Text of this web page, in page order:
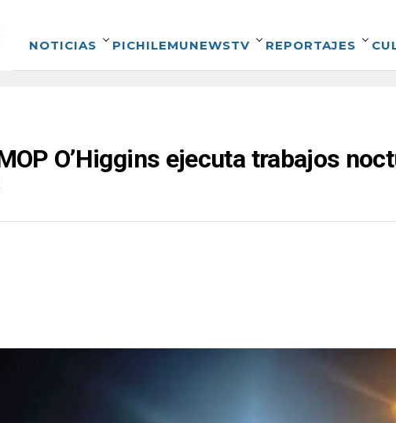
NOTICIAS PICHILEMUNEWSTV REPORTAJES
O’Higgins ejecuta trabajos